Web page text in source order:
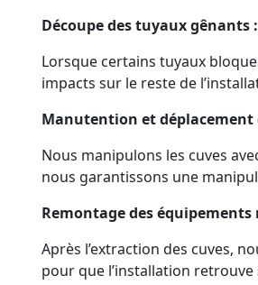
Découpe des tuyaux gênants :
Lorsque certains tuyaux
impacts sur le reste de
Manutention et déplacement
Nous manipulons les cuves
nous garantissons une
Remontage des équipements
Après l’extraction des cuves,
pour que l’installation